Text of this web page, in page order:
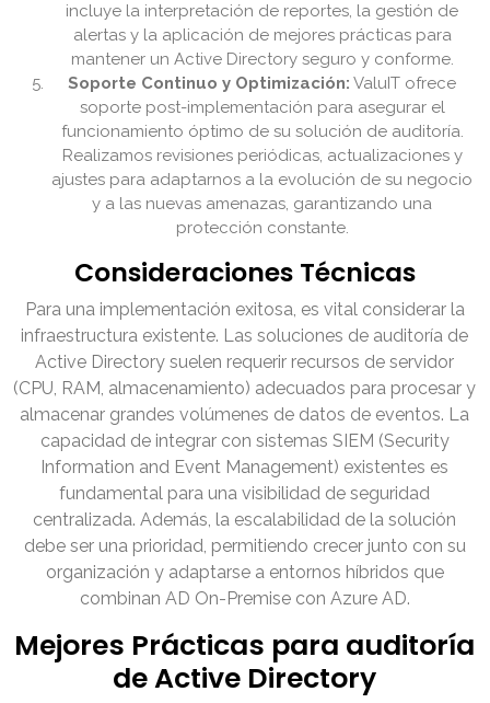
incluye la interpretación de reportes, la gestión de
alertas y la aplicación de mejores prácticas para
mantener un Active Directory seguro y conforme.
Soporte Continuo y Optimización: ValuIT ofrece
soporte post-implementación para asegurar el
funcionamiento óptimo de su solución de auditoría.
Realizamos revisiones periódicas, actualizaciones y
ajustes para adaptarnos a la evolución de su negocio
y a las nuevas amenazas, garantizando una
protección constante.
Consideraciones Técnicas
Para una implementación exitosa, es vital considerar la
infraestructura existente. Las soluciones de auditoría de
Active Directory suelen requerir recursos de servidor
(CPU, RAM, almacenamiento) adecuados para procesar y
almacenar grandes volúmenes de datos de eventos. La
capacidad de integrar con sistemas SIEM (Security
Information and Event Management) existentes es
fundamental para una visibilidad de seguridad
centralizada. Además, la escalabilidad de la solución
debe ser una prioridad, permitiendo crecer junto con su
organización y adaptarse a entornos híbridos que
combinan AD On-Premise con Azure AD.
Mejores Prácticas para auditoría
de Active Directory